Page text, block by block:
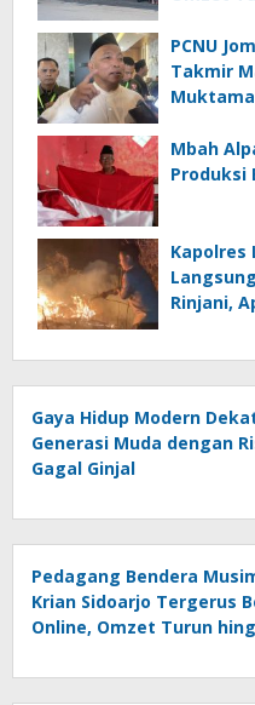
PCNU
Takmir
Mbah
Produksi
Kapolres
Rinjani,
Gaya Hidup Modern
Generasi Muda dengan
Gagal Ginjal
Pedagang Bendera
Krian Sidoarjo Tergerus
Online, Omzet Turun